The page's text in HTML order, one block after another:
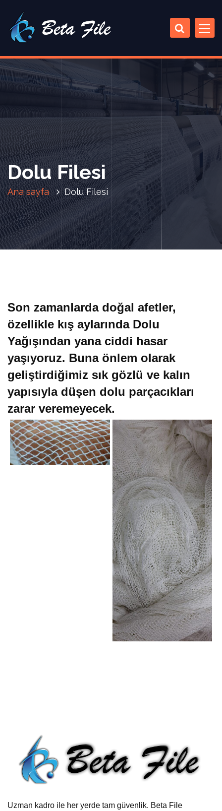
ğ
e
a
a
Dolu Filesi
Ana sayfa Dolu Filesi
Son zamanlarda doğal afetler,
özellikle kış aylarında Dolu
Yağışından yana ciddi hasar
yaşıyoruz. Buna önlem olarak
geliştirdiğimiz sık gözlü ve kalın
yapısıyla düşen dolu parçacıkları
zarar veremeyecek.
Uzman kadro ile her yerde tam güvenlik. Beta File